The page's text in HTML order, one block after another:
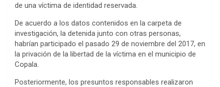
de una víctima de identidad reservada.
De acuerdo a los datos contenidos en la carpeta de
investigación, la detenida junto con otras personas,
habrían participado el pasado 29 de noviembre del 2017, en
la privación de la libertad de la víctima en el municipio de
Copala.
Posteriormente, los presuntos responsables realizaron